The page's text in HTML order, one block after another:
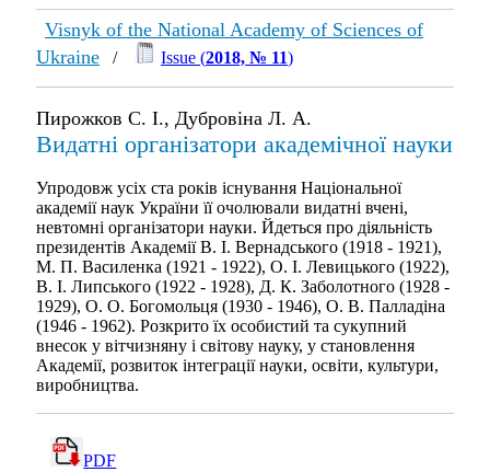
Visnyk of the National Academy of Sciences of
Ukraine / Issue (2018, № 11)
Пирожков С. І., Дубровіна Л. А.
Видатні організатори академічної науки
Упродовж усіх ста років існування Національної
академії наук України її очолювали видатні вчені,
невтомні організатори науки. Йдеться про діяльність
президентів Академії В. І. Вернадського (1918 - 1921),
М. П. Василенка (1921 - 1922), О. І. Левицького (1922),
В. І. Липського (1922 - 1928), Д. К. Заболотного (1928 -
1929), О. О. Богомольця (1930 - 1946), О. В. Палладіна
(1946 - 1962). Розкрито їх особистий та сукупний
внесок у вітчизняну і світову науку, у становлення
Академії, розвиток інтеграції науки, освіти, культури,
виробництва.
PDF